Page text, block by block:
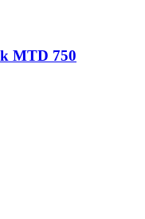
MTD 750